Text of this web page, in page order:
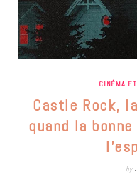
CINÉMA
Castle Rock,
quand la
by